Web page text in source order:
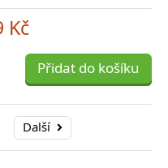
Kč
Přidat do košíku
Další